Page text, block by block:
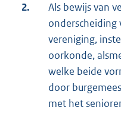
2.
Als bewijs van
vereniging,
oorkonde,
welke beide
door
met het